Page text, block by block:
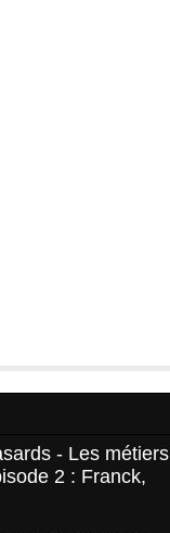
- Les métiers
2 : Franck,